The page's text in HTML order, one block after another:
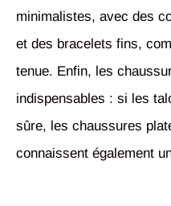
minimalistes, avec des
et des bracelets fins,
tenue. Enfin, les
indispensables : si les
sûre, les chaussures
connaissent également